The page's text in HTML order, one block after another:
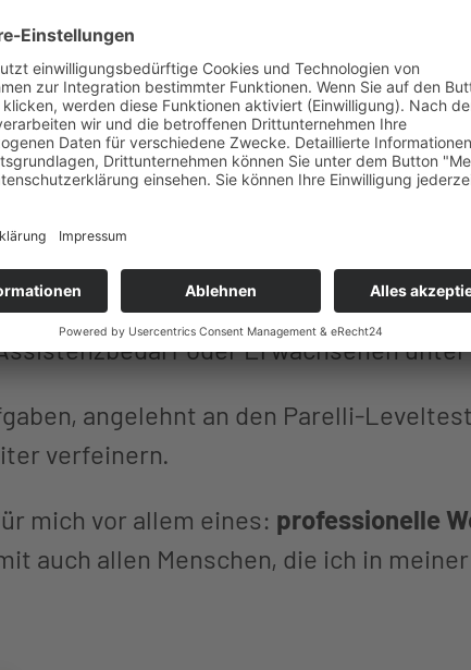
ich eine besondere Weiterbildung
des natürlichen Horsemanships
eine gemeinsame Sprache, die
ermöglicht.
mit Hilfsmitteln standen
im Fokus. Ich habe gelernt, wie
sind – Fähigkeiten, die gerade in
oder Erwachsenen
angelehnt an den Parelli-
verfeinern.
mich vor allem eines: professionelle
auch allen Menschen, die ich in